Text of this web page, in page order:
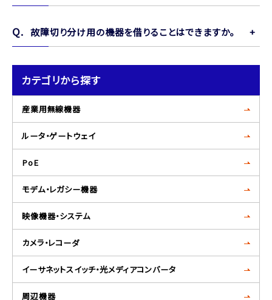
カテゴリから探す
産業用無線機器
ルータ・ゲートウェイ
PoE
モデム・レガシー機器
映像機器・システム
カメラ・レコーダ
イーサネットスイッチ・光メディアコンバータ
周辺機器
故障切り分け用の機器を借りることはできますか。